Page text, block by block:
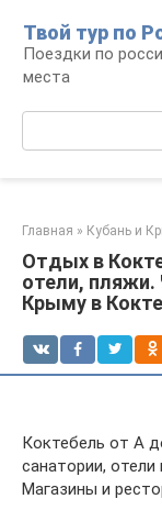
контенту
Твой тур по
Поездки по
места
Главная » Кубань и
Отдых в
отели, пляжи.
Крыму в
Коктебель от А
санатории,
Магазины и